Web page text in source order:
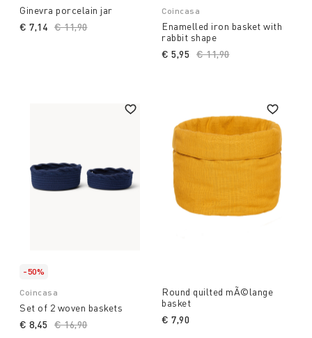
Ginevra porcelain jar
Price reduced from
€ 11,90to
€ 7,14
Coincasa
Enamelled iron basket with
rabbit shape
Price reduced from
€ 11,90to
€ 5,95
-50%
Coincasa
Set of 2 woven baskets
Price reduced from
€ 16,90to
€ 8,45
Round quilted mÃ©lange
basket
€ 7,90